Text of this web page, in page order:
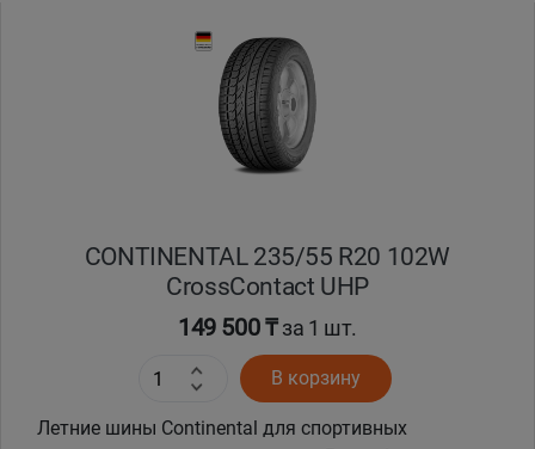
CONTINENTAL 235/55 R20 102W
CrossContact UHP
149 500 ₸за 1 шт.
В корзину
Летние шины Continental для спортивных